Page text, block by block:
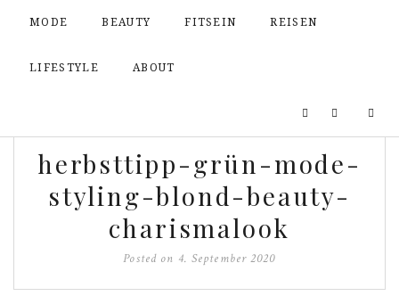
MODE BEAUTY FITSEIN REISEN
LIFESTYLE ABOUT
herbsttipp-grün-mode-
styling-blond-beauty-
charismalook
Posted on 4. September 2020